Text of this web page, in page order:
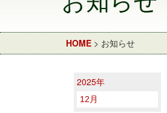
HOME > お知らせ
2025年
12月